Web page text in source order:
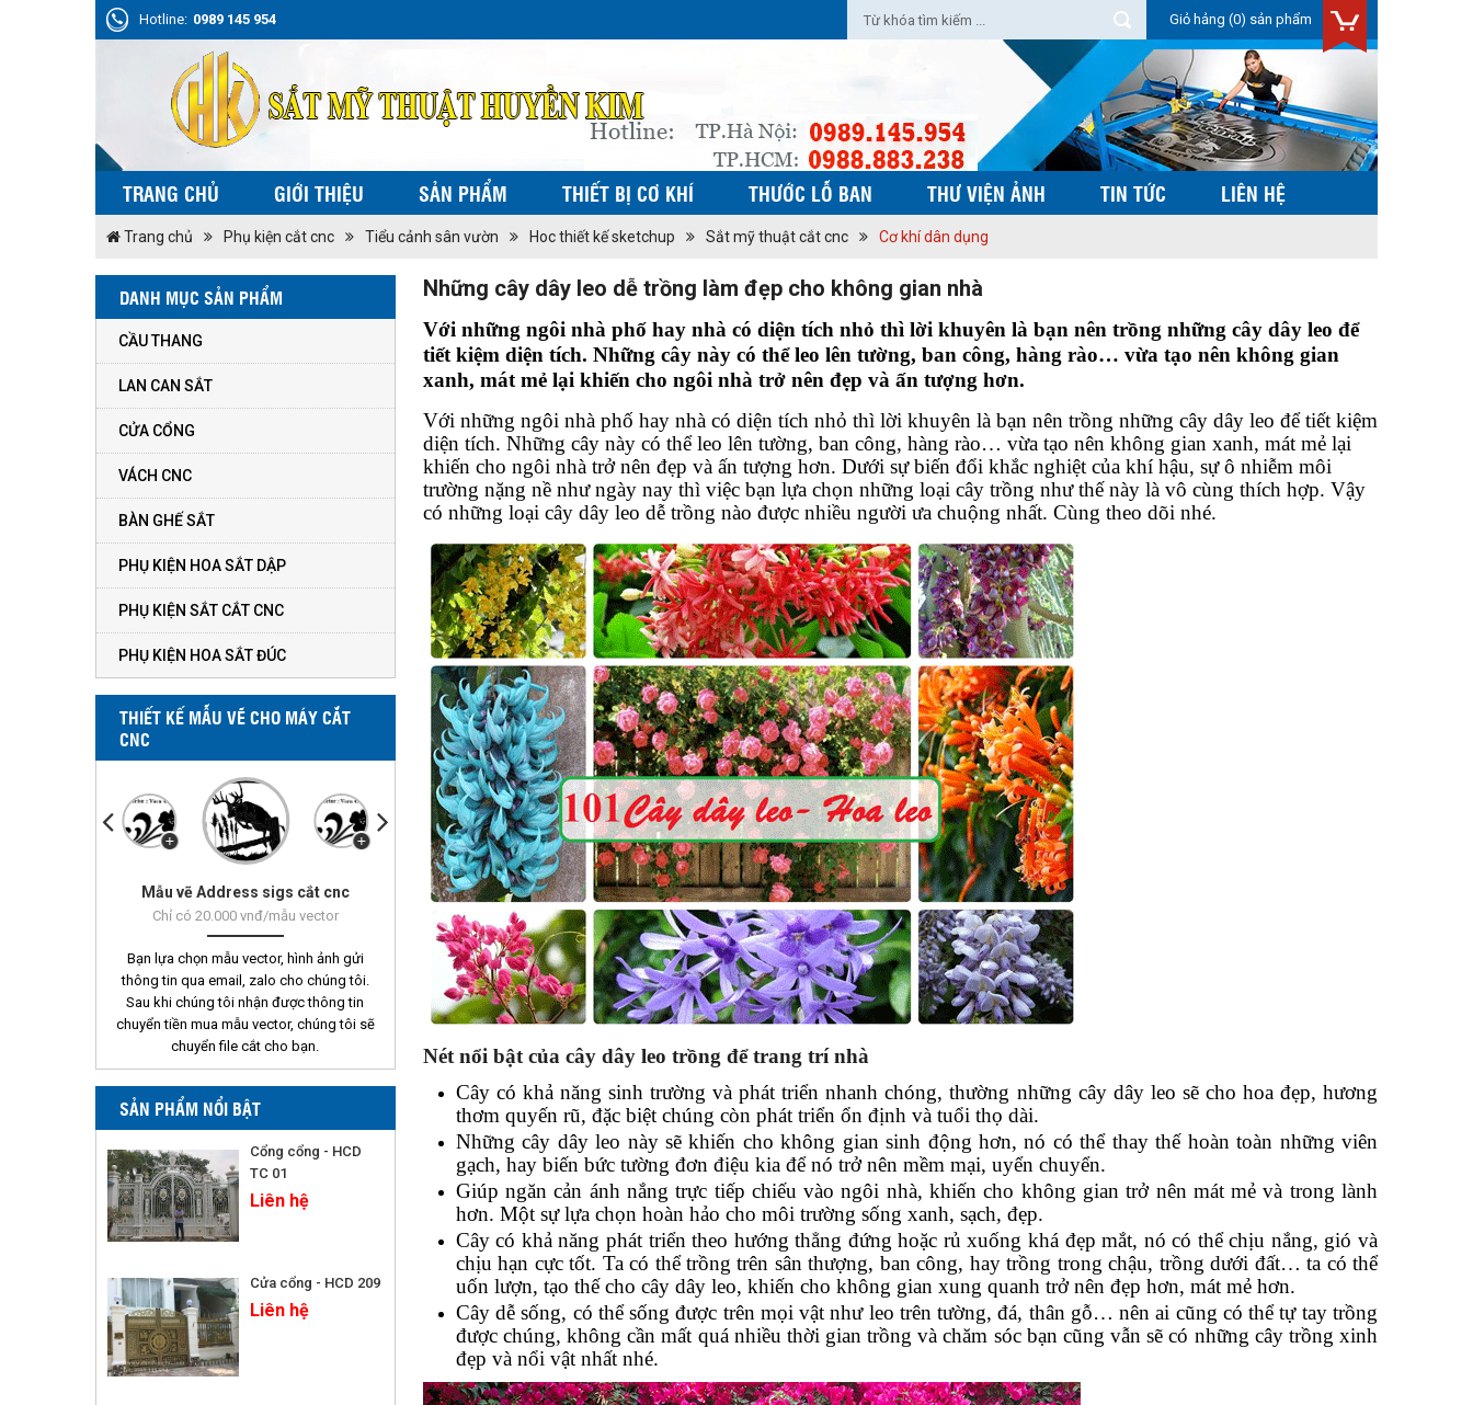
Hotline: 0989 145 954 Giỏ hảng (0) sản phẩm
TRANG CHỦ GIỚI THIỆU SẢN PHẨM THIẾT BỊ CƠ KHÍ THƯỚC LỖ BAN THƯ VIỆN ẢNH TIN TỨC LIÊN HỆ
Trang chủ Phụ kiện cắt cnc Tiểu cảnh sân vườn Hoc thiết kế sketchup Sắt mỹ thuật cắt cnc Cơ khí dân dụng
DANH MỤC SẢN PHẨM
CẦU THANG
LAN CAN SẮT
CỬA CỔNG
VÁCH CNC
BÀN GHẾ SẮT
PHỤ KIỆN HOA SẮT DẬP
PHỤ KIỆN SẮT CẮT CNC
PHỤ KIỆN HOA SẮT ĐÚC
THIẾT KẾ MẪU VẼ CHO MÁY CẮT
CNC
Mẫu vẽ Address sigs cắt cnc
Chỉ có 20.000 vnđ/mẫu vector
Bạn lựa chọn mẫu vector, hình ảnh gửi
thông tin qua email, zalo cho chúng tôi.
Sau khi chúng tôi nhận được thông tin
chuyển tiền mua mẫu vector, chúng tôi sẽ
chuyển file cắt cho bạn.
Mẫu vẽ Vorn 451 - 500
SẢN PHẨM NỔI BẬT
Cổng cổng - HCD
TC 01
Liên hệ
Cửa cổng - HCD 209
Liên hệ
Những cây dây leo dễ trồng làm đẹp cho không gian nhà
Với những ngôi nhà phố hay nhà có diện tích nhỏ thì lời khuyên là bạn nên trồng những cây dây leo để
tiết kiệm diện tích. Những cây này có thể leo lên tường, ban công, hàng rào… vừa tạo nên không gian
xanh, mát mẻ lại khiến cho ngôi nhà trở nên đẹp và ấn tượng hơn.
Với những ngôi nhà phố hay nhà có diện tích nhỏ thì lời khuyên là bạn nên trồng những cây dây leo để tiết kiệm
diện tích. Những cây này có thể leo lên tường, ban công, hàng rào… vừa tạo nên không gian xanh, mát mẻ lại
khiến cho ngôi nhà trở nên đẹp và ấn tượng hơn. Dưới sự biến đổi khắc nghiệt của khí hậu, sự ô nhiễm môi
trường nặng nề như ngày nay thì việc bạn lựa chọn những loại cây trồng như thế này là vô cùng thích hợp. Vậy
có những loại cây dây leo dễ trồng nào được nhiều người ưa chuộng nhất. Cùng theo dõi nhé.
Nét nổi bật của cây dây leo trồng để trang trí nhà
Cây có khả năng sinh trường và phát triển nhanh chóng, thường những cây dây leo sẽ cho hoa đẹp, hương
thơm quyến rũ, đặc biệt chúng còn phát triển ổn định và tuổi thọ dài.
Những cây dây leo này sẽ khiến cho không gian sinh động hơn, nó có thể thay thế hoàn toàn những viên
gạch, hay biến bức tường đơn điệu kia để nó trở nên mềm mại, uyển chuyển.
Giúp ngăn cản ánh nắng trực tiếp chiếu vào ngôi nhà, khiến cho không gian trở nên mát mẻ và trong lành
hơn. Một sự lựa chọn hoàn hảo cho môi trường sống xanh, sạch, đẹp.
Cây có khả năng phát triển theo hướng thẳng đứng hoặc rủ xuống khá đẹp mắt, nó có thể chịu nắng, gió và
chịu hạn cực tốt. Ta có thể trồng trên sân thượng, ban công, hay trồng trong chậu, trồng dưới đất… ta có thể
uốn lượn, tạo thế cho cây dây leo, khiến cho không gian xung quanh trở nên đẹp hơn, mát mẻ hơn.
Cây dễ sống, có thể sống được trên mọi vật như leo trên tường, đá, thân gỗ… nên ai cũng có thể tự tay trồng
được chúng, không cần mất quá nhiều thời gian trồng và chăm sóc bạn cũng vẫn sẽ có những cây trồng xinh
đẹp và nổi vật nhất nhé.